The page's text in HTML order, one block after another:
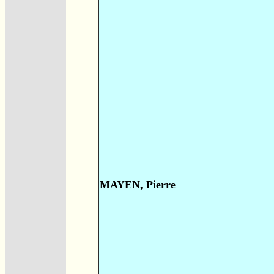
MAYEN, Pierre